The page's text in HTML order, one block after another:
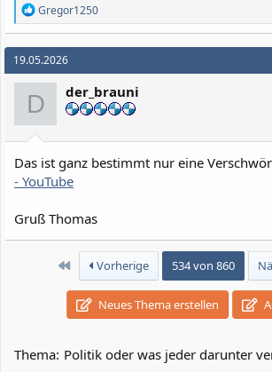
R
e
a
k
t
i
o
n
e
n
Gregor1250
19.05.2026
D der_brauni
Das ist ganz bestimmt nur eine
- YouTube
Gruß Thomas
Erste Vorherige 534 von 860
Neues Thema erstellen
Thema: Politik oder was jeder darunter